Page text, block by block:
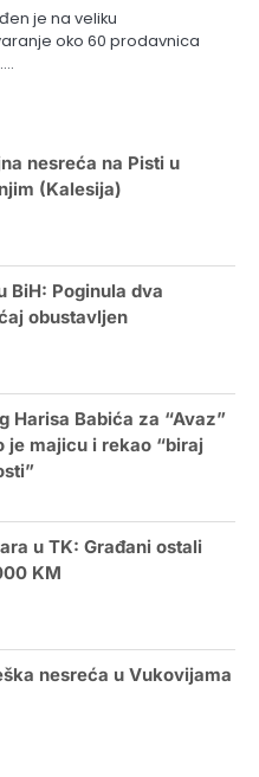
je na veliku
oko 60 prodavnica
nesreća na Pisti u
(Kalesija)
BiH: Poginula dva
obustavljen
Harisa Babića za “Avaz”
je majicu i rekao “biraj
u TK: Građani ostali
KM
nesreća u Vukovijama